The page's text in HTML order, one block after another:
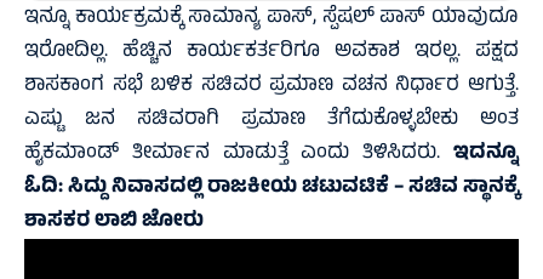
ಇನ್ನೂ ಕಾರ್ಯಕ್ರಮಕ್ಕೆ ಸಾಮಾನ್ಯ ಪಾಸ್‌, ಸ್ಪೆಷಲ್‌ ಪಾಸ್‌ ಯಾವುದೂ
ಇರೋದಿಲ್ಲ. ಹೆಚ್ಚಿನ ಕಾರ್ಯಕರ್ತರಿಗೂ ಅವಕಾಶ ಇರಲ್ಲ. ಪಕ್ಷದ
ಶಾಸಕಾಂಗ ಸಭೆ ಬಳಿಕ ಸಚಿವರ ಪ್ರಮಾಣ ವಚನ ನಿರ್ಧಾರ ಆಗುತ್ತೆ.
ಎಷ್ಟು ಜನ ಸಚಿವರಾಗಿ ಪ್ರಮಾಣ ತೆಗೆದುಕೊಳ್ಳಬೇಕು ಅಂತ
ಹೈಕಮಾಂಡ್‌ ತೀರ್ಮಾನ ಮಾಡುತ್ತೆ ಎಂದು ತಿಳಿಸಿದರು. ಇದನ್ನೂ
ಓದಿ:ಸಿದ್ದು ನಿವಾಸದಲ್ಲಿ ರಾಜಕೀಯ ಚಟುವಟಿಕೆ – ಸಚಿವ ಸ್ಥಾನಕ್ಕೆ
ಶಾಸಕರ ಲಾಬಿ ಜೋರು